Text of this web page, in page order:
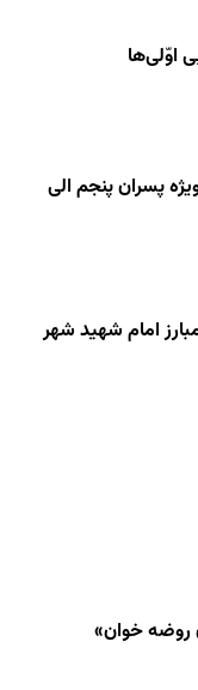
اوّلی‌ها
پسران پنجم الی
امام شهید شهر
روضه خوان»